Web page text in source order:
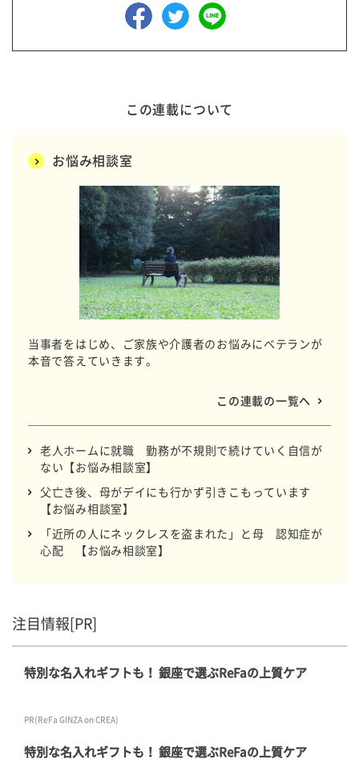
この連載について
お悩み相談室
当事者をはじめ、ご家族や介護者のお悩みにベテランが
本音で答えていきます。
この連載の一覧へ
老人ホームに就職 勤務が不規則で続けていく自信が
ない【お悩み相談室】
父亡き後、母がデイにも行かず引きこもっています
【お悩み相談室】
「近所の人にネックレスを盗まれた」と母 認知症が
心配 【お悩み相談室】
注目情報[PR]
特別な名入れギフトも！ 銀座で選ぶReFaの上質ケア
PR(ReFa GINZA on CREA)
特別な名入れギフトも！ 銀座で選ぶReFaの上質ケア